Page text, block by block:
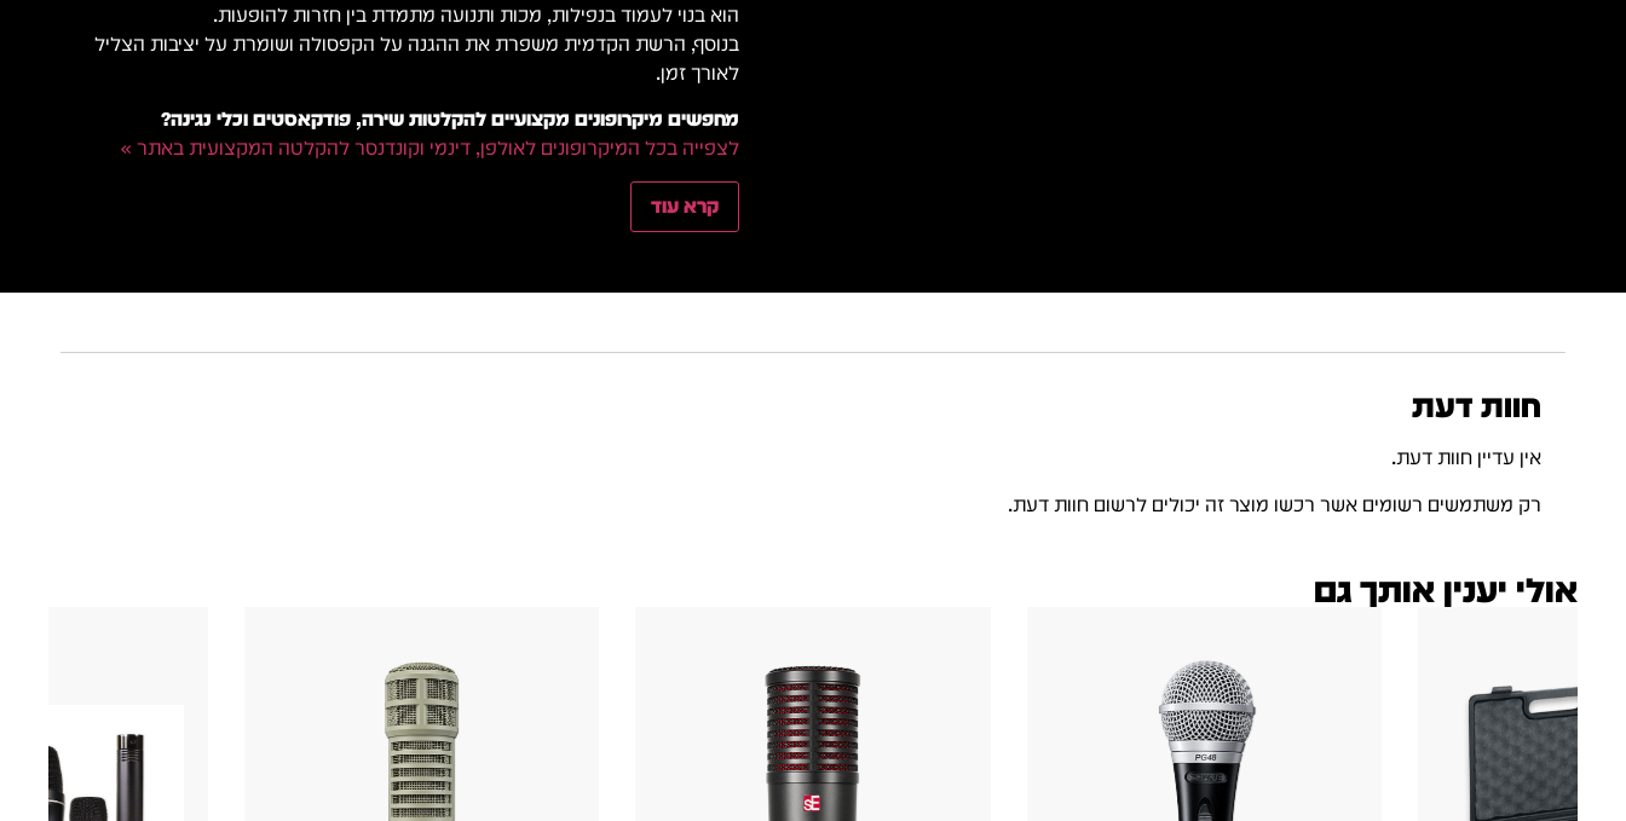
הוא בנוי לעמוד בנפילות, מכות ותנועה מתמדת בין חזרות להופעות.
בנוסף, הרשת הקדמית משפרת את ההגנה על הקפסולה ושומרת על יציבות הצליל
לאורך זמן.
מחפשים מיקרופונים מקצועיים להקלטות שירה, פודקאסטים וכלי נגינה?
לצפייה בכל המיקרופונים לאולפן, דינמי וקונדנסר להקלטה המקצועית באתר »
קרא עוד
חוות דעת
אין עדיין חוות דעת.
רק משתמשים רשומים אשר רכשו מוצר זה יכולים לרשום חוות דעת.
אולי יענין אותך גם